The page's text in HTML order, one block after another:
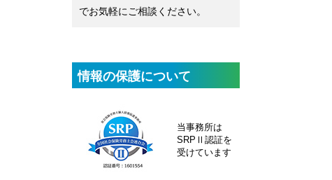
でお気軽にご相談ください。
情報の保護について
当事務所は
SRPⅡ認証を
受けています